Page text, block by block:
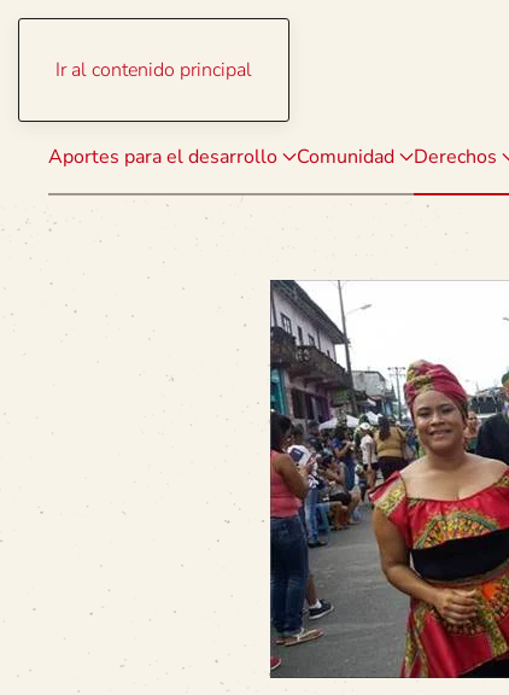
Ir al contenido principal
Aportes para el desarrollo Comunidad Derechos